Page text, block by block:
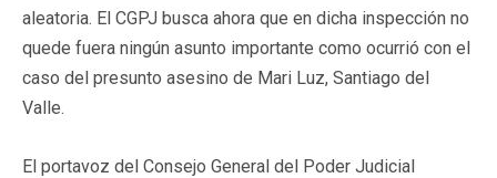
aleatoria. El CGPJ busca ahora que en dicha inspección no
quede fuera ningún asunto importante como ocurrió con el
caso del presunto asesino de Mari Luz, Santiago del
Valle.
El portavoz del Consejo General del Poder Judicial